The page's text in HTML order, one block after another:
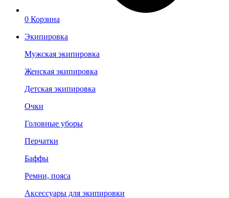
0 Корзина
Экипировка
Мужская экипировка
Женская экипировка
Детская экипировка
Очки
Головные уборы
Перчатки
Баффы
Ремни, пояса
Аксессуары для экипировки